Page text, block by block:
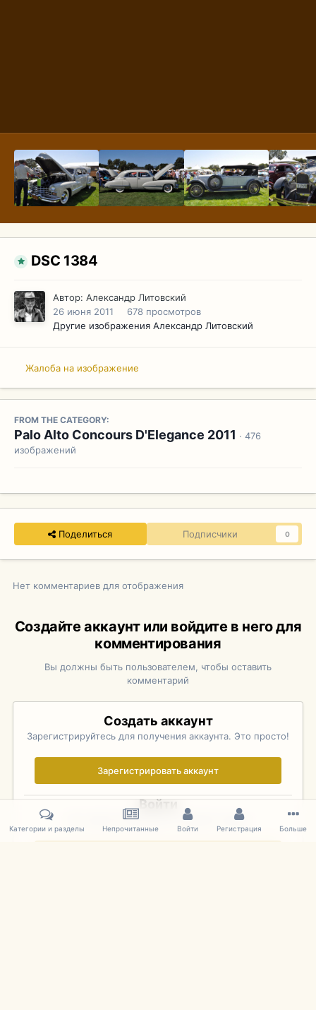
DSC 1384
Автор: Александр Литовский
26 июня 2011
678 просмотров
Другие изображения Александр Литовский
Жалоба на изображение
FROM THE CATEGORY:
Palo Alto Concours D'Elegance 2011 · 476
изображений
Поделиться Подписчики 0
Нет комментариев для отображения
Создайте аккаунт или войдите в него для
комментирования
Вы должны быть пользователем, чтобы оставить
комментарий
Создать аккаунт
Зарегистрируйтесь для получения аккаунта. Это просто!
Зарегистрировать аккаунт
Войти
Уже зарегистрированы? Войдите здесь.
Категории и разделы Непрочитанные Войти Регистрация Больше